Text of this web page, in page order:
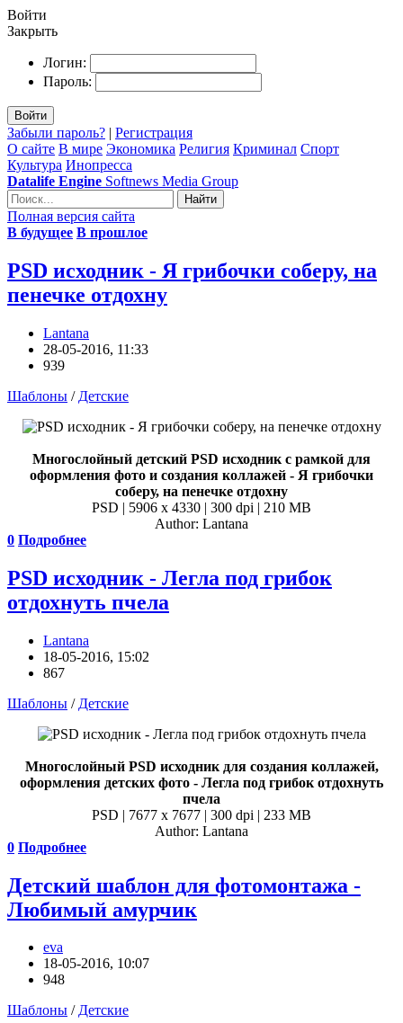
Войти
Закрыть
Логин:
Пароль:
Войти
Забыли пароль? | Регистрация
О сайте В мире Экономика Религия Криминал Спорт
Культура Инопресса
Datalife Engine Softnews Media Group
Найти
Полная версия сайта
В будущее В прошлое
PSD исходник - Я грибочки соберу, на
пенечке отдохну
Lantana
28-05-2016, 11:33
939
Шаблоны / Детские
Многослойный детский PSD исходник с рамкой для
оформления фото и создания коллажей - Я грибочки
соберу, на пенечке отдохну
PSD | 5906 x 4330 | 300 dpi | 210 MB
Author: Lantana
0 Подробнее
PSD исходник - Легла под грибок
отдохнуть пчела
Lantana
18-05-2016, 15:02
867
Шаблоны / Детские
Многослойный PSD исходник для создания коллажей,
оформления детских фото - Легла под грибок отдохнуть
пчела
PSD | 7677 x 7677 | 300 dpi | 233 MB
Author: Lantana
0 Подробнее
Детский шаблон для фотомонтажа -
Любимый амурчик
eva
18-05-2016, 10:07
948
Шаблоны /Детские